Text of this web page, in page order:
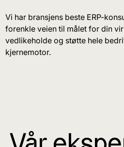
Vi har bransjens beste ERP-
forenkle veien til målet for din
vedlikeholde og støtte hele
kjernemotor.